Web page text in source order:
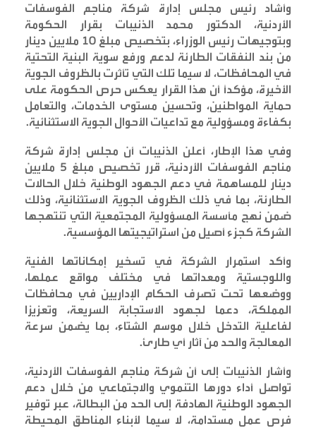
وأشاد رئيس مجلس إدارة شركة مناجم الفوسفات
الأردنية، الدكتور محمد الذنيبات بقرار الحكومة
وبتوجيهات رئيس الوزراء، بتخصيص مبلغ 10 ملايين دينار
من بند النفقات الطارئة لدعم ورفع سوية البنية التحتية
في المحافظات، لا سيما تلك التي تأثرت بالظروف الجوية
الأخيرة، مؤكدًا أن هذا القرار يعكس حرص الحكومة على
حماية المواطنين، وتحسين مستوى الخدمات، والتعامل
بكفاءة ومسؤولية مع تداعيات الأحوال الجوية الاستثنائية.
وفي هذا الإطار، أعلن الذنيبات أن مجلس إدارة شركة
مناجم الفوسفات الأردنية، قرر تخصيص مبلغ 5 ملايين
دينار للمساهمة في دعم الجهود الوطنية خلال الحالات
الطارئة، بما في ذلك الظروف الجوية الاستثنائية، وذلك
ضمن نهج مأسسة المسؤولية المجتمعية التي تنتهجها
الشركة كجزء أصيل من استراتيجيتها المؤسسية.
وأكد استمرار الشركة في تسخير إمكاناتها الفنية
واللوجستية ومعداتها في مختلف مواقع عملها،
ووضعها تحت تصرف الحكام الإداريين في محافظات
المملكة، دعما لجهود الاستجابة السريعة، وتعزيزا
لفاعلية التدخل خلال موسم الشتاء، بما يضمن سرعة
المعالجة والحد من آثار أي طارئ.
وأشار الذنيبات إلى أن شركة مناجم الفوسفات الأردنية،
تواصل أداء دورها التنموي والاجتماعي من خلال دعم
الجهود الوطنية الهادفة إلى الحد من البطالة، عبر توفير
فرص عمل مستدامة، لا سيما لأبناء المناطق المحيطة